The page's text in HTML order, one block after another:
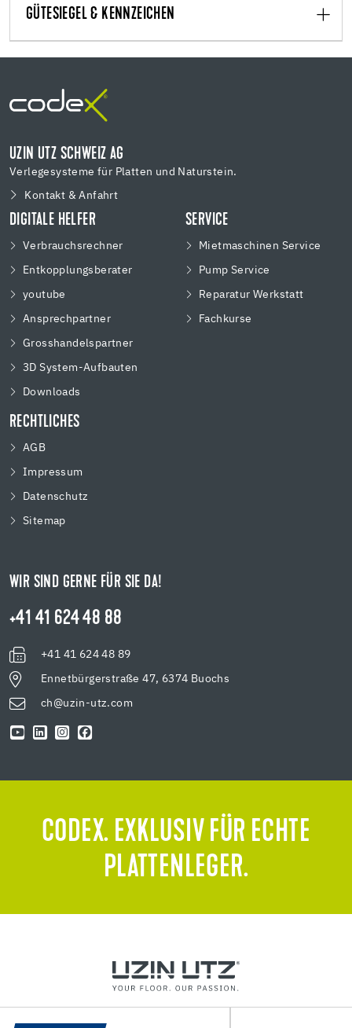
GÜTESIEGEL & KENNZEICHEN
UZIN UTZ SCHWEIZ AG
Verlegesysteme für Platten und Naturstein.
Kontakt & Anfahrt
DIGITALE HELFER
Verbrauchsrechner
Entkopplungsberater
youtube
Ansprechpartner
Grosshandelspartner
3D System-Aufbauten
Downloads
SERVICE
Mietmaschinen Service
Pump Service
Reparatur Werkstatt
Fachkurse
RECHTLICHES
AGB
Impressum
Datenschutz
Sitemap
WIR SIND GERNE FÜR SIE DA!
+41 41 624 48 88
+41 41 624 48 89
Ennetbürgerstraße 47, 6374 Buochs
ch@uzin-utz.com
CODEX. EXKLUSIV FÜR ECHTE
PLATTENLEGER.